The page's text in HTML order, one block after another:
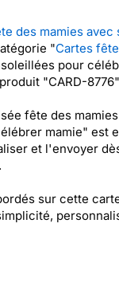
des mamies avec
"Cartes
pour
"CARD-
fête des
mamie" est
et l'envoyer
sur cette